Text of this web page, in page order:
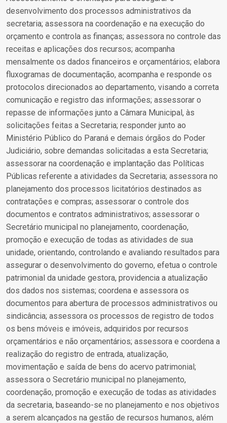
desenvolvimento dos processos administrativos da
secretaria; assessora na coordenação e na execução do
orçamento e controla as finanças; assessora no controle das
receitas e aplicações dos recursos; acompanha
mensalmente os dados financeiros e orçamentários; elabora
fluxogramas de documentação, acompanha e responde os
protocolos direcionados ao departamento, visando a correta
comunicação e registro das informações; assessorar o
repasse de informações junto a Câmara Municipal, às
solicitações feitas a Secretaria; responder junto ao
Ministério Público do Paraná e demais órgãos do Poder
Judiciário, sobre demandas solicitadas a esta Secretaria;
assessorar na coordenação e implantação das Políticas
Públicas referente a atividades da Secretaria; assessora no
planejamento dos processos licitatórios destinados as
contratações e compras; assessorar o controle dos
documentos e contratos administrativos; assessorar o
Secretário municipal no planejamento, coordenação,
promoção e execução de todas as atividades de sua
unidade, orientando, controlando e avaliando resultados para
assegurar o desenvolvimento do governo, efetua o controle
patrimonial da unidade gestora, providencia a atualização
dos dados nos sistemas; coordena e assessora os
documentos para abertura de processos administrativos ou
sindicância; assessora os processos de registro de todos
os bens móveis e imóveis, adquiridos por recursos
orçamentários e não orçamentários; assessora e coordena a
realização do registro de entrada, atualização,
movimentação e saída de bens do acervo patrimonial;
assessora o Secretário municipal no planejamento,
coordenação, promoção e execução de todas as atividades
da secretaria, baseando-se no planejamento e nos objetivos
a serem alcançados na gestão de recursos humanos, além